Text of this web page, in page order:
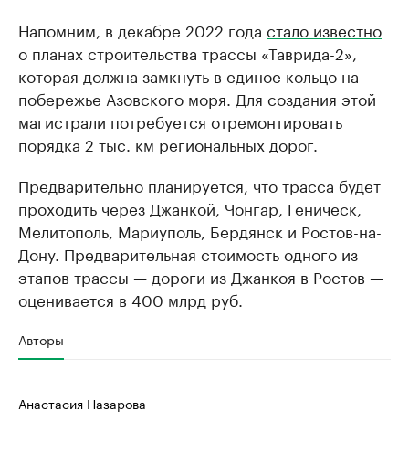
Напомним, в декабре 2022 года стало известно
о планах строительства трассы «Таврида-2»,
которая должна замкнуть в единое кольцо на
побережье Азовского моря. Для создания этой
магистрали потребуется отремонтировать
порядка 2 тыс. км региональных дорог.
Предварительно планируется, что трасса будет
проходить через Джанкой, Чонгар, Геническ,
Мелитополь, Мариуполь, Бердянск и Ростов-на-
Дону. Предварительная стоимость одного из
этапов трассы — дороги из Джанкоя в Ростов —
оценивается в 400 млрд руб.
Авторы
Анастасия Назарова